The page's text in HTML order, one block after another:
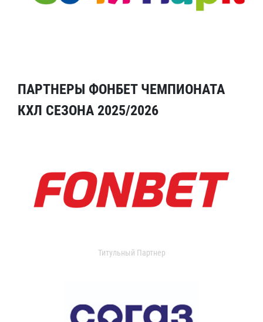
ПАРТНЕРЫ ФОНБЕТ ЧЕМПИОНАТА
КХЛ СЕЗОНА 2025/2026
Титульный Партнер